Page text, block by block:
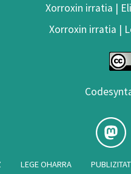
Xorroxin irratia |
Xorroxin irratia |
LEGE OHARRA